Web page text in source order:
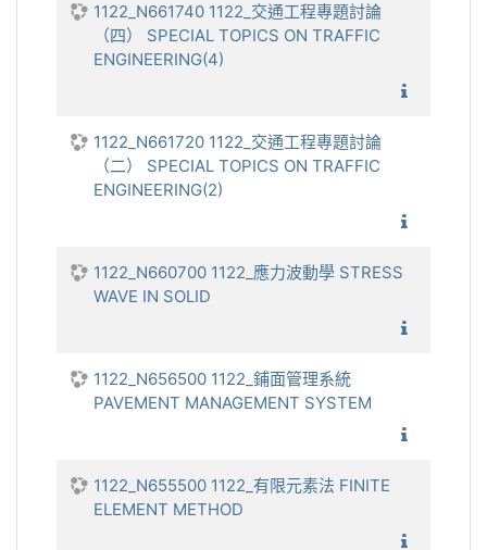
1122_N661740 1122_交通工程專題討論
（四） SPECIAL TOPICS ON TRAFFIC
ENGINEERING(4)
1122_N661720 1122_交通工程專題討論
（二） SPECIAL TOPICS ON TRAFFIC
ENGINEERING(2)
1122_N660700 1122_應力波動學 STRESS
WAVE IN SOLID
1122_N656500 1122_鋪面管理系統
PAVEMENT MANAGEMENT SYSTEM
1122_N655500 1122_有限元素法 FINITE
ELEMENT METHOD